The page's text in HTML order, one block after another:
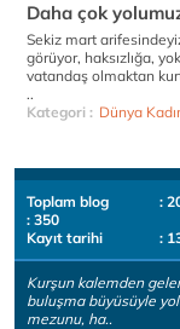
Daha çok
Sekiz mart
görüyor, haksızlığa,
vatandaş olmaktan
..
Kategori : Dünya
Toplam blog
:
: 350
Kayıt tarihi
:
Kurşun kalemden
buluşma büyüsüyle
mezunu, ha..